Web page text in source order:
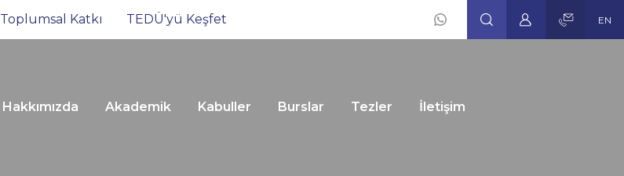
Toplumsal Katkı TEDÜ'yü Keşfet
Social
EN
Hakkımızda Akademik Kabuller Burslar Tezler İletişim